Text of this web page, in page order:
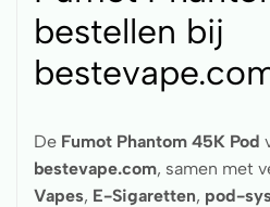
bestellen bij
De Fumot Phantom 45K Pod
bestevape.com, samen met
Vapes, E-Sigaretten, pod-